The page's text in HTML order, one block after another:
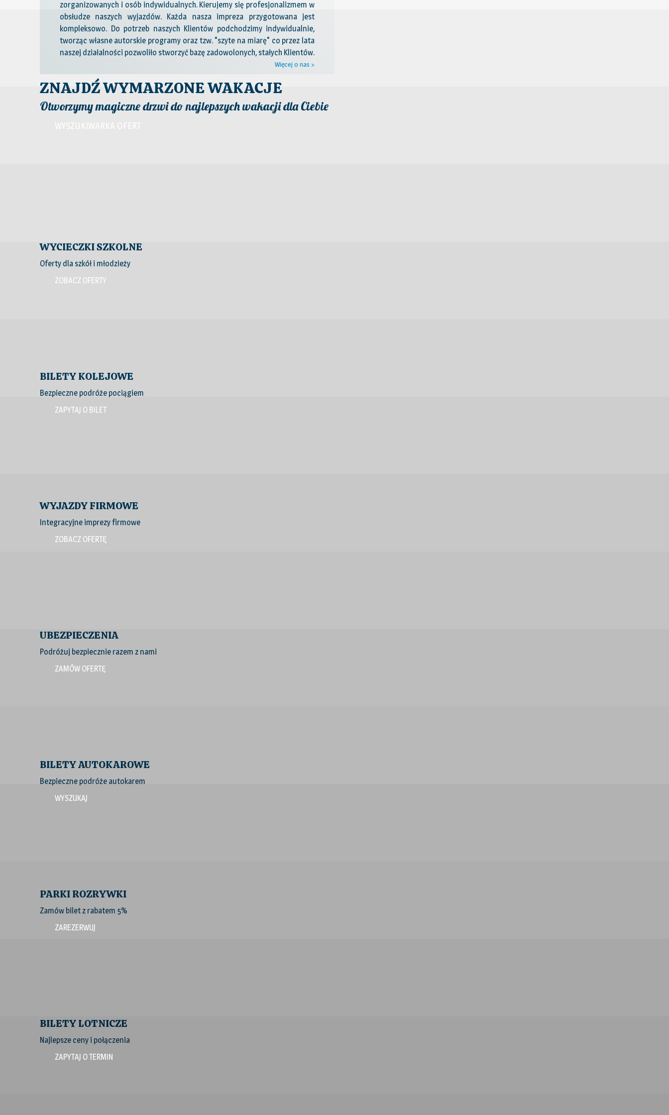
zorganizowanych i osób indywidualnych. Kierujemy się profesjonalizmem w
obsłudze naszych wyjazdów. Każda nasza impreza przygotowana jest
kompleksowo. Do potrzeb naszych Klientów podchodzimy indywidualnie,
tworząc własne autorskie programy oraz tzw. "szyte na miarę" co przez lata
naszej działalności pozwoliło stworzyć bazę zadowolonych, stałych Klientów.
Więcej o nas >
ZNAJDŹ WYMARZONE WAKACJE
Otworzymy magiczne drzwi do najlepszych wakacji dla Ciebie
WYCIECZKI SZKOLNE
Oferty dla szkół i młodzieży
ZOBACZ OFERTY
BILETY KOLEJOWE
Bezpieczne podróże pociągiem
ZAPYTAJ O BILET
WYJAZDY FIRMOWE
Integracyjne imprezy firmowe
ZOBACZ OFERTĘ
UBEZPIECZENIA
Podróżuj bezpiecznie razem z nami
ZAMÓW OFERTĘ
BILETY AUTOKAROWE
Bezpieczne podróże autokarem
WYSZUKAJ
PARKI ROZRYWKI
Zamów bilet z rabatem 5%
ZAREZERWUJ
BILETY LOTNICZE
Najlepsze ceny i połączenia
ZAPYTAJ O TERMIN